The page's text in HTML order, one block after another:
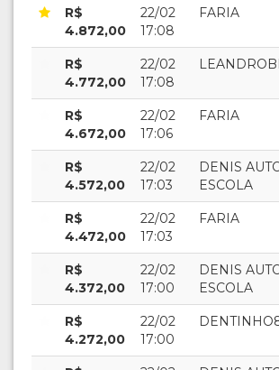
R$
4.872,00
22/02
17:08
FARIA
R$
4.772,00
22/02
17:08
R$
4.672,00
22/02
17:06
FARIA
R$
4.572,00
22/02
17:03
DENIS
ESCOLA
R$
4.472,00
22/02
17:03
FARIA
R$
4.372,00
22/02
17:00
DENIS
ESCOLA
R$
4.272,00
22/02
17:00